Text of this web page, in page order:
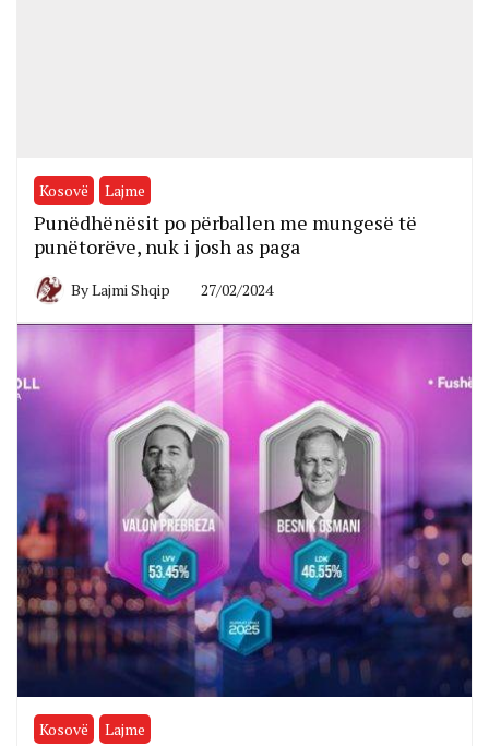
Kosovë Lajme
Punëdhënësit po përballen me mungesë të
punëtorëve, nuk i josh as paga
ByLajmi Shqip 27/02/2024
Kosovë Lajme